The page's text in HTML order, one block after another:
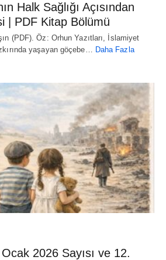
Halk Sağlığı Açısından
| PDF Kitap Bölümü
(PDF). Öz: Orhun Yazıtları, İslamiyet
yaşayan göçebe… Daha Fazla
2026 Sayısı ve 12.